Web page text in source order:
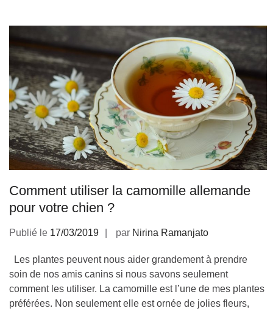
Comment utiliser la camomille allemande
pour votre chien ?
Publié le 17/03/2019 par Nirina Ramanjato
Les plantes peuvent nous aider grandement à prendre
soin de nos amis canins si nous savons seulement
comment les utiliser. La camomille est l’une de mes plantes
préférées. Non seulement elle est ornée de jolies fleurs,